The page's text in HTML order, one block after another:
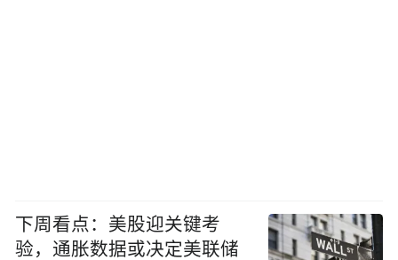
下周看点：美股迎关键考
验，通胀数据或决定美联储